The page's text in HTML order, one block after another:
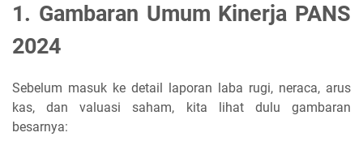
1. Gambaran Umum Kinerja PANS
2024
Sebelum masuk ke detail laporan laba rugi, neraca, arus
kas, dan valuasi saham, kita lihat dulu gambaran
besarnya: